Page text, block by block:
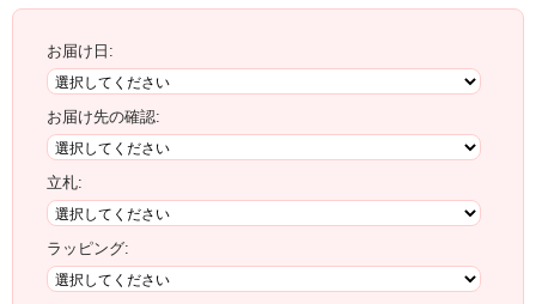
お届け日:
お届け先の確認:
立札:
ラッピング: